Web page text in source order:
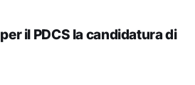
il PDCS la candidatura di